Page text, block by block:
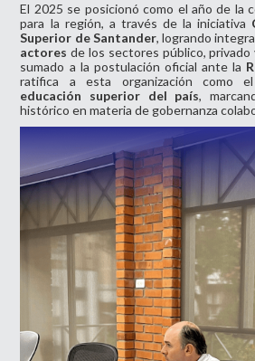
El 2025 se posicionó como el año de la
para la región, a través de la iniciativa
Superior de Santander, logrando
actores de los sectores público, privado
sumado a la postulación oficial ante la
ratifica a esta organización como
educación superior del país,
histórico en materia de gobernanza